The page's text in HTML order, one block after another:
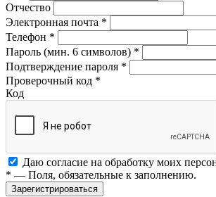
Отчество
Электронная почта *
Телефон *
Пароль (мин. 6 символов) *
Подтверждение пароля *
Проверочный код *
Код
Даю согласие на обработку моих
* — Поля, обязательные к заполнению.
Зарегистрироваться